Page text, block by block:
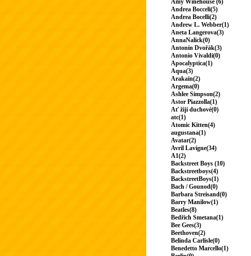
Amy Winehouse (6)
Andrea Bocceli(5)
Andrea Bocelli(2)
Andrew L. Webber(1)
Aneta Langerova(3)
AnnaNalick(0)
Antonín Dvořák(3)
Antonio Vivaldi(0)
Apocalyptica(1)
Aqua(3)
Arakain(2)
Argema(0)
Ashlee Simpson(2)
Astor Piazzolla(1)
Ať žijí duchové(0)
atc(1)
Atomic Kitten(4)
augustana(1)
Avatar(2)
Avril Lavigne(34)
A1(2)
Backstreet Boys (10)
Backstreetboys(4)
BackstreetBoys(1)
Bach / Gounod(0)
Barbara Streisand(0)
Barry Manilow(1)
Beatles(8)
Bedřich Smetana(1)
Bee Gees(3)
Beethoven(2)
Belinda Carlisle(0)
Benedetto Marcello(1)